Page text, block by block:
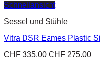
Schnellansicht
Sessel und Stühle
Vitra DSR Eames Plastic
CHF335.00 CHF 275.00